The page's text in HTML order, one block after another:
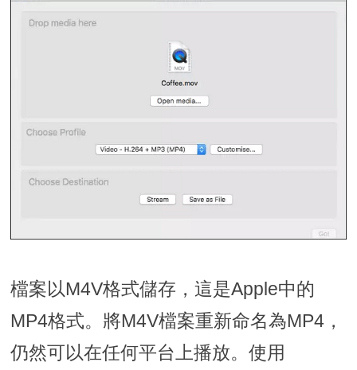
檔案以M4V格式儲存，這是Apple中的
MP4格式。將M4V檔案重新命名為MP4，
仍然可以在任何平台上播放。使用